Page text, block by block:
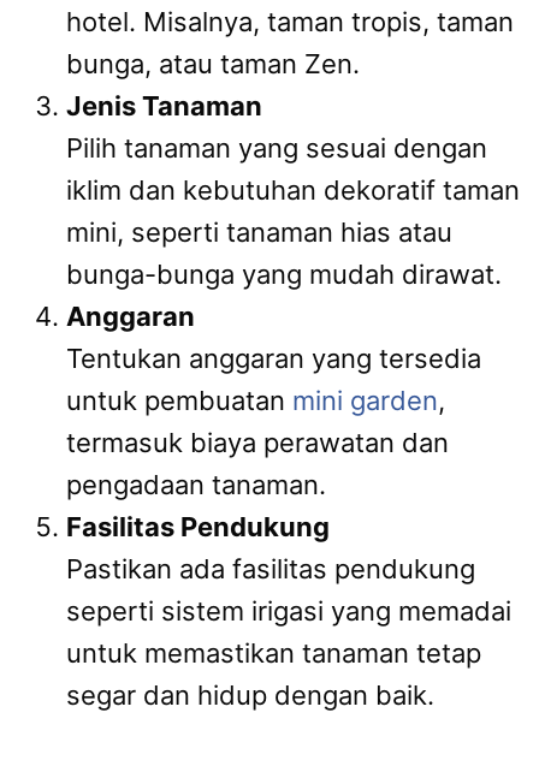
hotel. Misalnya, taman tropis, taman
bunga, atau taman Zen.
Jenis Tanaman
Pilih tanaman yang sesuai dengan
iklim dan kebutuhan dekoratif taman
mini, seperti tanaman hias atau
bunga-bunga yang mudah dirawat.
Anggaran
Tentukan anggaran yang tersedia
untuk pembuatan mini garden,
termasuk biaya perawatan dan
pengadaan tanaman.
Fasilitas Pendukung
Pastikan ada fasilitas pendukung
seperti sistem irigasi yang memadai
untuk memastikan tanaman tetap
segar dan hidup dengan baik.